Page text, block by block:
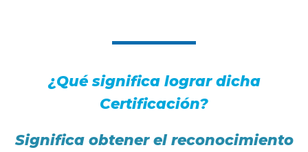
¿Qué significa lograr dicha
Certificación?
Significa obtener el reconocimiento